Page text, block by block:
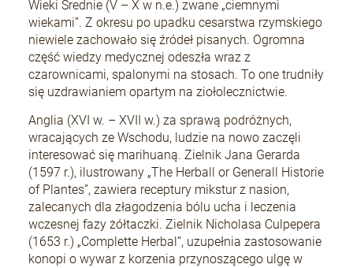
Wieki Średnie (V – X w n.e.) zwane „ciemnymi
wiekami”. Z okresu po upadku cesarstwa rzymskiego
niewiele zachowało się źródeł pisanych. Ogromna
część wiedzy medycznej odeszła wraz z
czarownicami, spalonymi na stosach. To one trudniły
się uzdrawianiem opartym na ziołolecznictwie.
Anglia (XVI w. – XVII w.) za sprawą podróżnych,
wracających ze Wschodu, ludzie na nowo zaczęli
interesować się marihuaną. Zielnik Jana Gerarda
(1597 r.), ilustrowany „The Herball or Generall Historie
of Plantes”, zawiera receptury mikstur z nasion,
zalecanych dla złagodzenia bólu ucha i leczenia
wczesnej fazy żółtaczki. Zielnik Nicholasa Culpepera
(1653 r.) „Complette Herbal”, uzupełnia zastosowanie
konopi o wywar z korzenia przynoszącego ulgę w